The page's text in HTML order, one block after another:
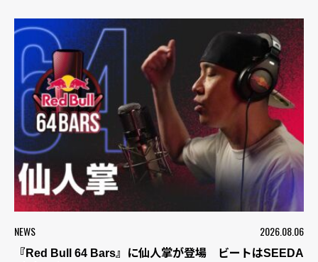
NEWS 2026.08.06
『Red Bull 64 Bars』に仙人掌が登場 ビートはSEEDA